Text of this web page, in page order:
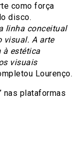
como força
disco.
linha conceitual
visual. A arte
à estética
visuais
Lourenço.
nas plataformas